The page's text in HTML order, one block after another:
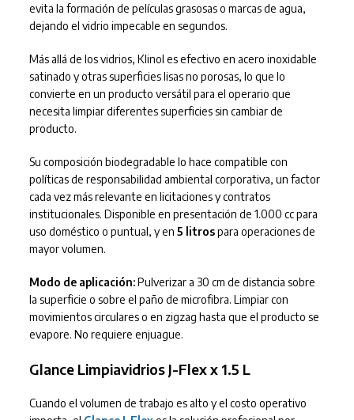
evita la formación de películas grasosas o marcas de agua,
dejando el vidrio impecable en segundos.
Más allá de los vidrios, Klinol es efectivo en acero inoxidable
satinado y otras superficies lisas no porosas, lo que lo
convierte en un producto versátil para el operario que
necesita limpiar diferentes superficies sin cambiar de
producto.
Su composición biodegradable lo hace compatible con
políticas de responsabilidad ambiental corporativa, un factor
cada vez más relevante en licitaciones y contratos
institucionales. Disponible en presentación de 1.000 cc para
uso doméstico o puntual, y en 5 litrospara operaciones de
mayor volumen.
Modo de aplicación:Pulverizar a 30 cm de distancia sobre
la superficie o sobre el paño de microfibra. Limpiar con
movimientos circulares o en zigzag hasta que el producto se
evapore. No requiere enjuague.
Glance Limpiavidrios J-Flex x 1.5 L
Cuando el volumen de trabajo es alto y el costo operativo